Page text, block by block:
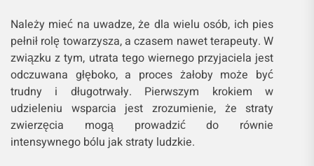
Należy mieć na uwadze, że dla wielu osób, ich pies
pełnił rolę towarzysza, a czasem nawet terapeuty. W
związku z tym, utrata tego wiernego przyjaciela jest
odczuwana głęboko, a proces żałoby może być
trudny i długotrwały. Pierwszym krokiem w
udzieleniu wsparcia jest zrozumienie, że straty
zwierzęcia mogą prowadzić do równie
intensywnego bólu jak straty ludzkie.